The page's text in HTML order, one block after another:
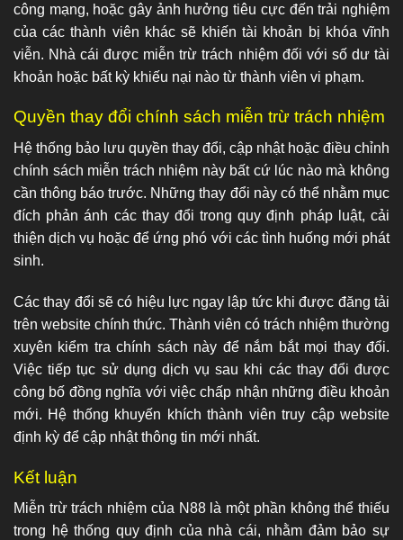
công mạng, hoặc gây ảnh hưởng tiêu cực đến trải nghiệm
của các thành viên khác sẽ khiến tài khoản bị khóa vĩnh
viễn. Nhà cái được miễn trừ trách nhiệm đối với số dư tài
khoản hoặc bất kỳ khiếu nại nào từ thành viên vi phạm.
Quyền thay đổi chính sách miễn trừ trách nhiệm
Hệ thống bảo lưu quyền thay đổi, cập nhật hoặc điều chỉnh
chính sách miễn trách nhiệm này bất cứ lúc nào mà không
cần thông báo trước. Những thay đổi này có thể nhằm mục
đích phản ánh các thay đổi trong quy định pháp luật, cải
thiện dịch vụ hoặc để ứng phó với các tình huống mới phát
sinh.
Các thay đổi sẽ có hiệu lực ngay lập tức khi được đăng tải
trên website chính thức. Thành viên có trách nhiệm thường
xuyên kiểm tra chính sách này để nắm bắt mọi thay đổi.
Việc tiếp tục sử dụng dịch vụ sau khi các thay đổi được
công bố đồng nghĩa với việc chấp nhận những điều khoản
mới. Hệ thống khuyến khích thành viên truy cập website
định kỳ để cập nhật thông tin mới nhất.
Kết luận
Miễn trừ trách nhiệm của N88 là một phần không thể thiếu
trong hệ thống quy định của nhà cái, nhằm đảm bảo sự